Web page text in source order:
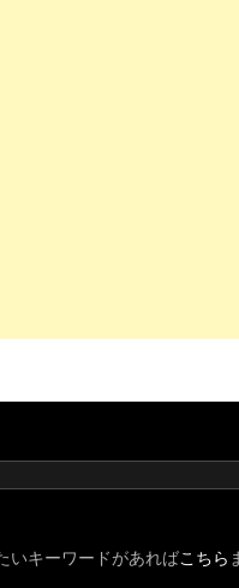
いキーワードがあればこちら